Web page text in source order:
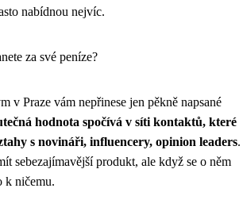
nabídnou nejvíc.
za své peníze?
v Praze vám nepřinese jen pěkně napsané
hodnota spočívá v síti kontaktů, které
s novináři, influencery, opinion leaders.
sebezajímavější produkt, ale když se o něm
k ničemu.